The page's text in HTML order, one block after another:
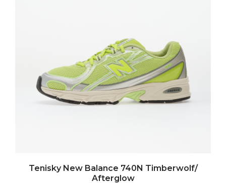
Tenisky New Balance 740N Timberwolf/
Afterglow